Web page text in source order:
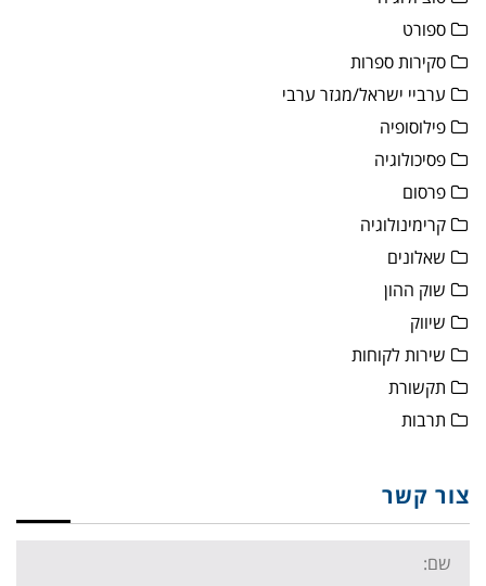
ספורט
סקירות ספרות
ערביי ישראל/מגזר ערבי
פילוסופיה
פסיכולוגיה
פרסום
קרימינולוגיה
שאלונים
שוק ההון
שיווק
שירות לקוחות
תקשורת
תרבות
צור קשר
Name: